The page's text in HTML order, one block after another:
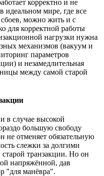
корректно и не
идеальном мире, где все
можно жить и с
для корректной работы
нагрузки нужна
механизмов (вакуум и
параметров
и незамедлительная
между самой старой
в случае высокой
большую свободу
не отменяет обязательную
слежки за долгими
транзакции. Но он
напряжённой, дав
"для манёвра".